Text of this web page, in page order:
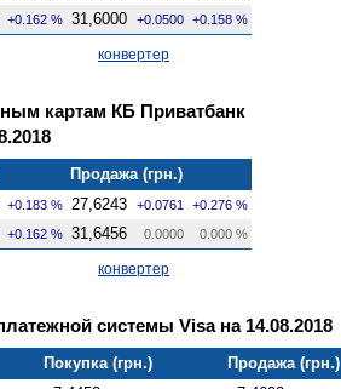
+0.162 % 31,6000 +0.0500 +0.158 %
конвертер
картам КБ Приватбанк
Продажа (грн.)
+0.183 % 27,6243 +0.0761 +0.276 %
+0.162 % 31,6456 0.0000 0.000 %
конвертер
системы Visa на 14.08.2018
Покупка (грн.)
Продажа (грн.)